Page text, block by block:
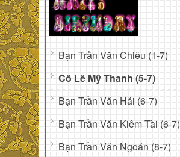
Bạn Trần Văn Chiêu (1-7)
Cô Lê Mỹ Thanh (5-7)
Bạn Trần Văn Hải (6-7)
Bạn Trần Văn Kiêm Tài (6-7)
Bạn Trần Văn Ngoán (8-7)